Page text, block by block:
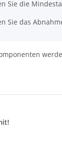
Sie die
Sie das